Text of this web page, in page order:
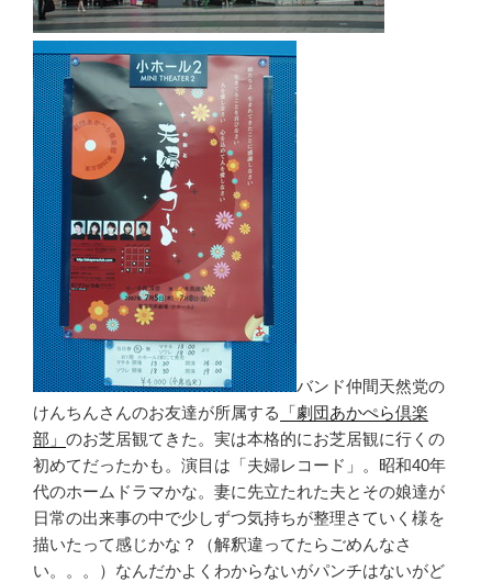
バンド仲間天然党の
けんちんさんのお友達が所属する
「劇団あかぺら倶楽
部」 のお芝居観てきた。実は本格的にお芝居観に行くの
初めてだったかも。演目は「夫婦レコード」。昭和40年
代のホームドラマかな。妻に先立たれた夫とその娘達が
日常の出来事の中で少しずつ気持ちが整理さていく様を
描いたって感じかな？（解釈違ってたらごめんなさ
い。。。）なんだかよくわからないがパンチはないがど